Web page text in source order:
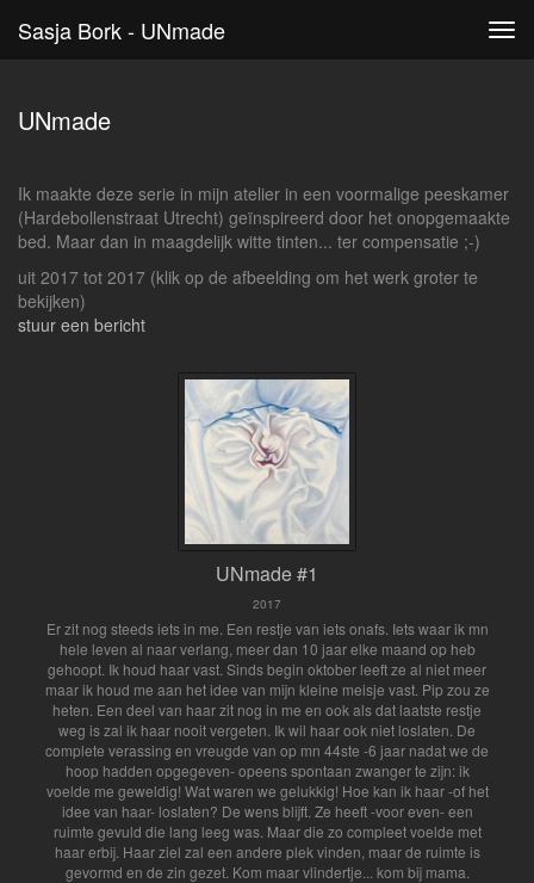
Sasja Bork - UNmade
UNmade
Ik maakte deze serie in mijn atelier in een voormalige peeskamer
(Hardebollenstraat Utrecht) geïnspireerd door het onopgemaakte
bed. Maar dan in maagdelijk witte tinten... ter compensatie ;-)
uit 2017 tot 2017 (klik op de afbeelding om het werk groter te
bekijken)
stuur een bericht
UNmade #1
2017
Er zit nog steeds iets in me. Een restje van iets onafs. Iets waar ik mn
hele leven al naar verlang, meer dan 10 jaar elke maand op heb
gehoopt. Ik houd haar vast. Sinds begin oktober leeft ze al niet meer
maar ik houd me aan het idee van mijn kleine meisje vast. Pip zou ze
heten. Een deel van haar zit nog in me en ook als dat laatste restje
weg is zal ik haar nooit vergeten. Ik wil haar ook niet loslaten. De
complete verassing en vreugde van op mn 44ste -6 jaar nadat we de
hoop hadden opgegeven- opeens spontaan zwanger te zijn: ik
voelde me geweldig! Wat waren we gelukkig! Hoe kan ik haar -of het
idee van haar- loslaten? De wens blijft. Ze heeft -voor even- een
ruimte gevuld die lang leeg was. Maar die zo compleet voelde met
haar erbij. Haar ziel zal een andere plek vinden, maar de ruimte is
gevormd en de zin gezet. Kom maar vlindertje... kom bij mama.